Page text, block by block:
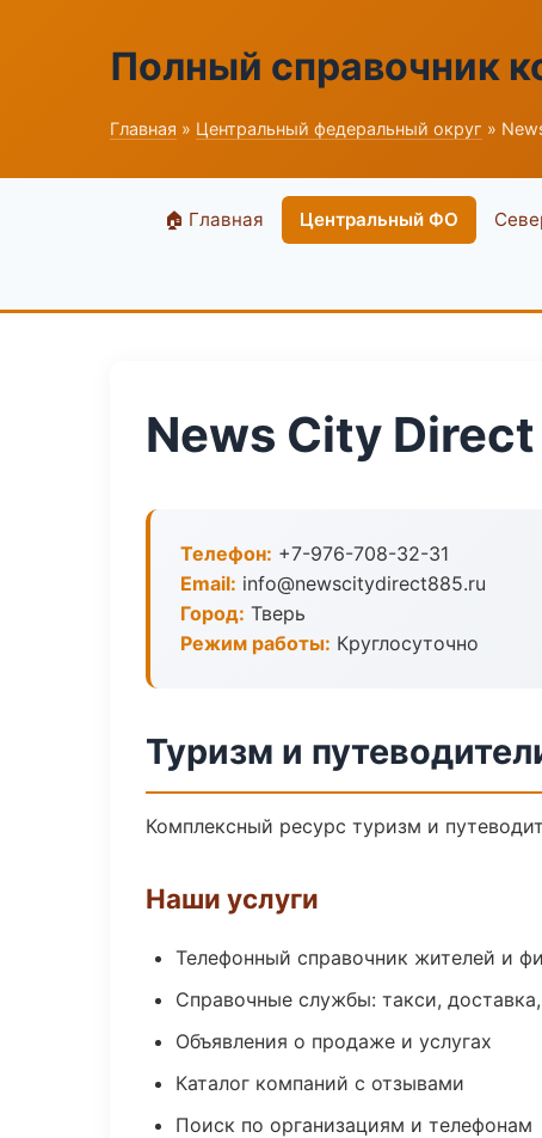
Полный справочник
Главная » Центральный федеральный округ »
🏠 Главная Центральный ФО
News City Direct
Телефон: +7-976-708-32-31
Email: info@newscitydirect885.ru
Город: Тверь
Режим работы: Круглосуточно
Туризм и
Комплексный ресурс туризм и
Наши услуги
Телефонный справочник жителей и
Справочные службы: такси,
Объявления о продаже и услугах
Каталог компаний с отзывами
Поиск по организациям и телефонам